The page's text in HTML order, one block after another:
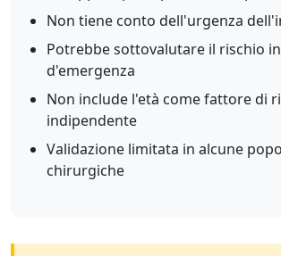
Non tiene conto dell'urgenza
Potrebbe sottovalutare il rischio
d'emergenza
Non include l'età come fattore di
indipendente
Validazione limitata in alcune
chirurgiche